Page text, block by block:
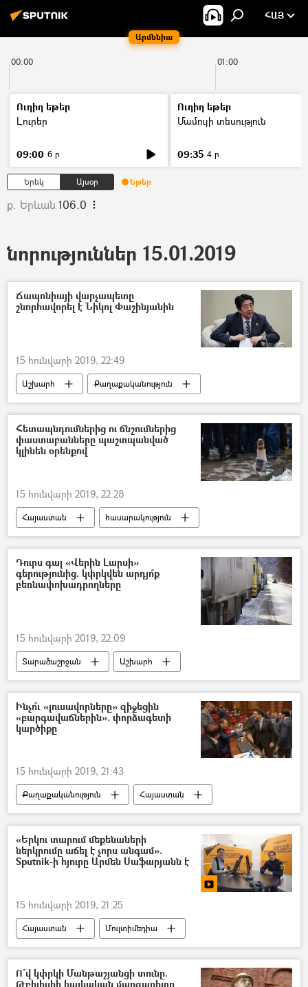
Արմենիա
ՀԱՅ
00:00 01:00
Ուղիղ եթեր
Լուրեր
09:00 6 ր
Ուղիղ եթեր
Մամուլի տեսություն
09:35 4 ր
Երեկ Այսօր Եթեր
ք. Երևան 106.0
նորություններ 15.01.2019
Ճապոնիայի վարչապետը
շնորհավորել է Նիկոլ Փաշինյանին
15 հունվարի 2019, 22:49
Աշխարհ
Քաղաքականություն
Հայաստան
Նիկոլ Փաշինյան
Հետապնդումներից ու ճնշումներից
փաստաբանները պաշտպանված
կլինեն օրենքով
15 հունվարի 2019, 22:28
Հայաստան
հասարակություն
Մանվել Գրիգորյան
Դուրս գալ «Վերին Լարսի»
գերությունից. կփրկվեն արդյո՞ք
բեռնափոխադրողները
15 հունվարի 2019, 22:09
Տարածաշրջան
Աշխարհ
Տնտեսություն
Հայաստան
Վրաստանի Հանրապետություն
Ինչո՞ւ «լուսավորները» զիջեցին
«բարգավաճներին». փորձագետի
կարծիքը
15 հունվարի 2019, 21:43
Քաղաքականություն
Հայաստան
Վահե Էնֆիաջյան
«Երկու տարում մեքենաների
ներկրումը աճել է չորս անգամ».
Sputnik-ի հյուրը Արմեն Սաֆարյանն է
15 հունվարի 2019, 21:25
Հայաստան
Մուլտիմեդիա
Տեսանյութեր
ՌԱԴԻՈ
Ո՞վ կփրկի Մանթաշյանցի տունը.
Թբիլիսիի հայկական մարգարիտը